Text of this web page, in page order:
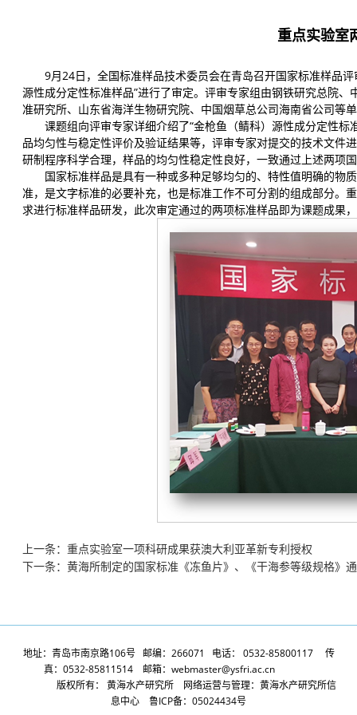
重点实验室
9月24日，全国标准样品技术委员会在青岛召开国家标准样品
源性成分定性标准样品”进行了审定。评审专家组由钢铁研究总院
准研究所、山东省海洋生物研究院、中国烟草总公司海南省公司等
课题组向评审专家详细介绍了“金枪鱼（鲭科）源性成分定性
品均匀性与稳定性评价及验证结果等，评审专家对提交的技术文件
研制程序科学合理，样品的均匀性稳定性良好，一致通过上述两项
国家标准样品是具有一种或多种足够均匀的、特性值明确的物
准，是文字标准的必要补充，也是标准工作不可分割的组成部分。
求进行标准样品研发，此次审定通过的两项标准样品即为课题成果
上一条：重点实验室一项科研成果获澳大利亚革新专利授权
下一条：黄海所制定的国家标准《冻鱼片》、《干海参等级规格》
地址：青岛市南京路106号 邮编：266071 电话： 0532-85800117 传
真：0532-85811514 邮箱：webmaster@ysfri.ac.cn
版权所有： 黄海水产研究所 网络运营与管理：黄海水产研究所信
息中心 鲁ICP备：05024434号